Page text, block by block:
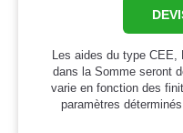
Les aides du type CEE,
dans la Somme seront
varie en fonction des
paramètres